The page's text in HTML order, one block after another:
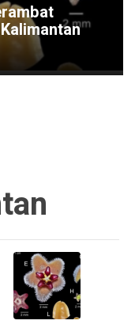
Seret dan